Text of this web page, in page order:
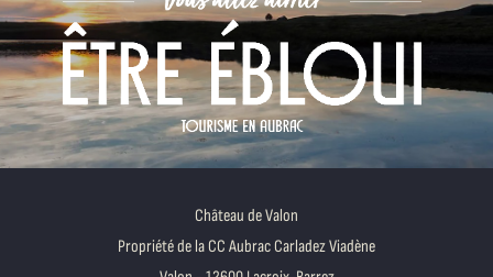
Château de Valon
Propriété de la CC Aubrac Carladez Viadène